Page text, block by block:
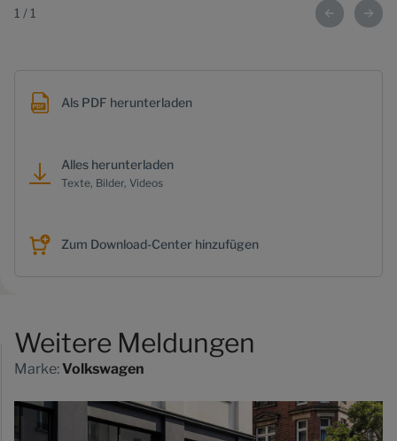
1 / 1
Als PDF herunterladen
Alles herunterladen
Texte, Bilder, Videos
Zum Download-Center hinzufügen
Weitere Meldungen
Marke:Volkswagen